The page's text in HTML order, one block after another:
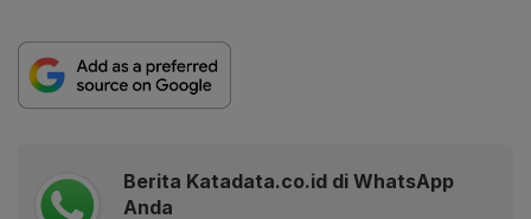
Berita Katadata.co.id di WhatsApp
Anda